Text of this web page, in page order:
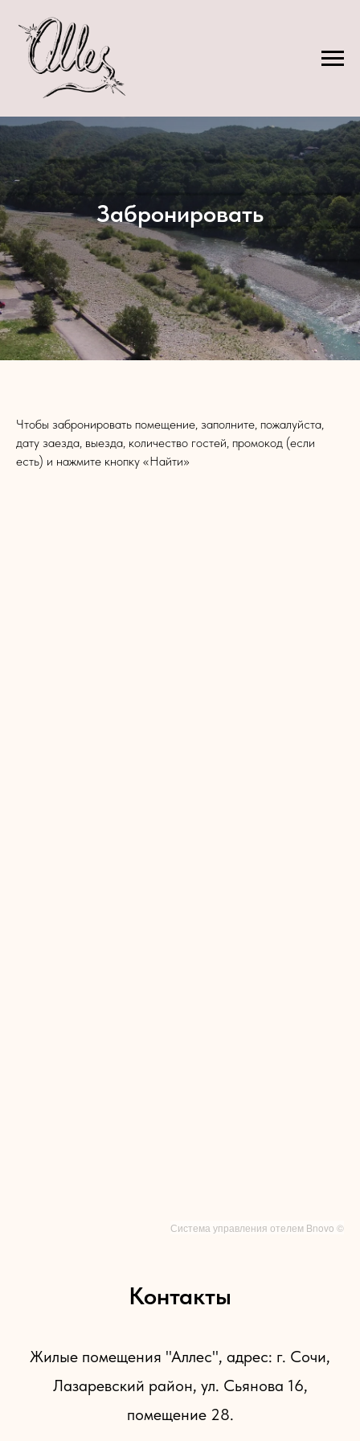
Забронировать
Чтобы забронировать помещение, заполните, пожалуйста,
дату заезда, выезда, количество гостей, промокод (если
есть) и нажмите кнопку «Найти»
Система управления отелем Bnovo ©
Контакты
Жилые помещения "Аллес", адрес: г. Сочи,
Лазаревский район, ул. Сьянова 16,
помещение 28.